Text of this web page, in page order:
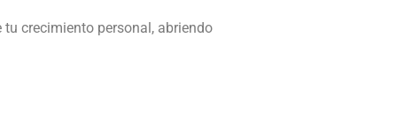
crecimiento personal, abriendo